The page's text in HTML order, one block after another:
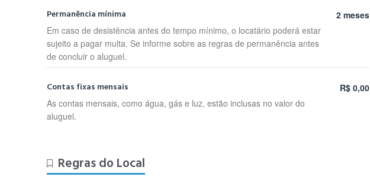
Permanência mínima
Em caso de desistência antes do tempo mínimo, o locatário poderá estar
sujeito a pagar multa. Se informe sobre as regras de permanência antes
de concluir o aluguel.
2 meses
Contas fixas mensais
As contas mensais, como água, gás e luz, estão inclusas no valor do
aluguel.
R$ 0,00
Regras do Local